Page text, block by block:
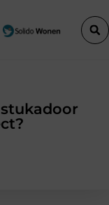
en droger